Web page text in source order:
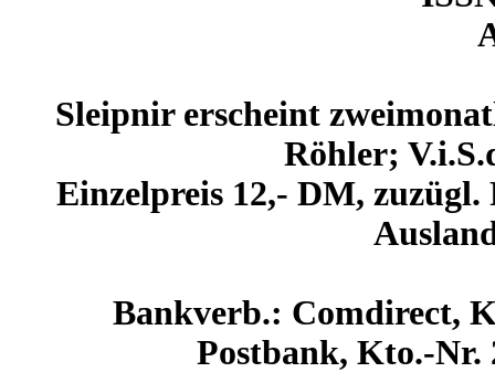
Sleipnir erscheint
Röhler;
Einzelpreis 12,- DM,
Bankverb.: Comdirect,
Postbank, Kto.-Nr.